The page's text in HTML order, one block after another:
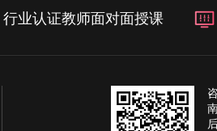
行业认证教师面对面授课